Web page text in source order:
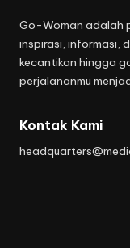
Go-Woman adalah
inspirasi, informasi,
kecantikan hingga
perjalananmu
Kontak Kami